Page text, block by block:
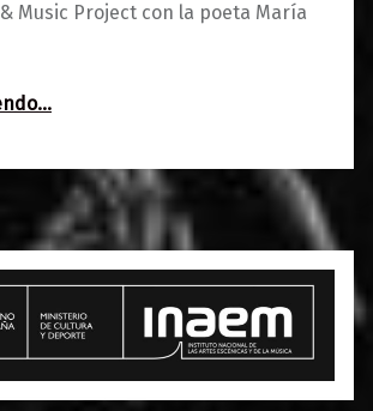
Music Project con la poeta María
“Poetry & Music Project: María Solá y más”
…